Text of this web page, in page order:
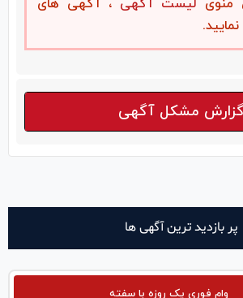
منوی لیست آگهی، آگهی های
مشکل آگهی
پر بازدید ترین آگهی ها
وام فوری یک روزه با سفته